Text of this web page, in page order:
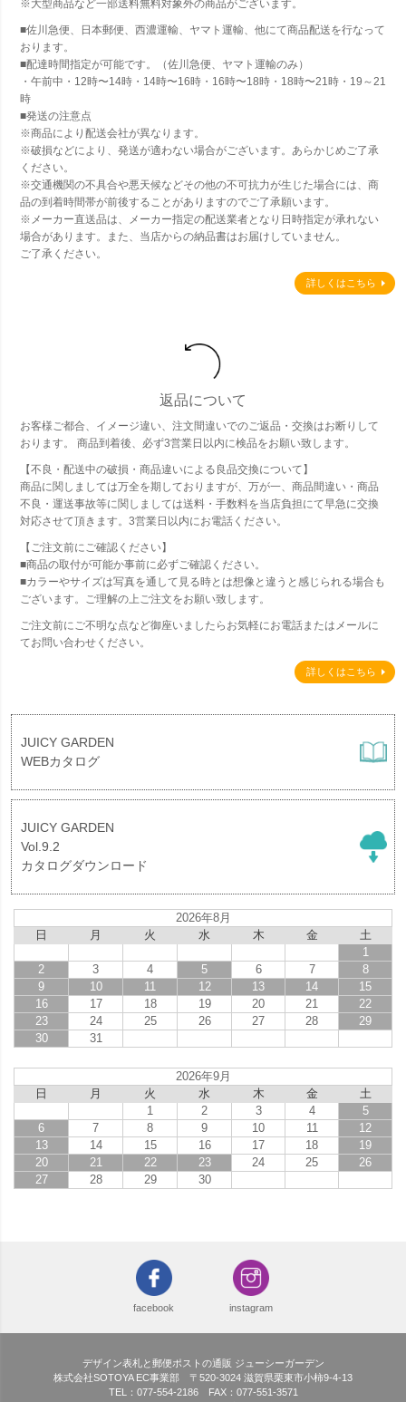
※大型商品など一部送料無料対象外の商品がございます。
■佐川急便、日本郵便、西濃運輸、ヤマト運輸、他にて商品配送を行なって
おります。
■配達時間指定が可能です。（佐川急便、ヤマト運輸のみ）
・午前中・12時〜14時・14時〜16時・16時〜18時・18時〜21時・19～21
時
■発送の注意点
※商品により配送会社が異なります。
※破損などにより、発送が適わない場合がございます。あらかじめご了承
ください。
※交通機関の不具合や悪天候などその他の不可抗力が生じた場合には、商
品の到着時間帯が前後することがありますのでご了承願います。
※メーカー直送品は、メーカー指定の配送業者となり日時指定が承れない
場合があります。また、当店からの納品書はお届けしていません。
ご了承ください。
詳しくはこちら
返品について
お客様ご都合、イメージ違い、注文間違いでのご返品・交換はお断りして
おります。 商品到着後、必ず3営業日以内に検品をお願い致します。
【不良・配送中の破損・商品違いによる良品交換について】
商品に関しましては万全を期しておりますが、万が一、商品間違い・商品
不良・運送事故等に関しましては送料・手数料を当店負担にて早急に交換
対応させて頂きます。3営業日以内にお電話ください。
【ご注文前にご確認ください】
■商品の取付が可能か事前に必ずご確認ください。
■カラーやサイズは写真を通して見る時とは想像と違うと感じられる場合も
ございます。ご理解の上ご注文をお願い致します。
ご注文前にご不明な点など御座いましたらお気軽にお電話またはメールに
てお問い合わせください。
詳しくはこちら
JUICY GARDEN
WEBカタログ
JUICY GARDEN
Vol.9.2
カタログダウンロード
2026年8月
日
月 火 水 木 金
土
1
2
3 4 5 6 7
8
9
10 11 12 13 14
15
16
17 18 19 20 21
22
23
24 25 26 27 28
29
30
31
2026年9月
日
月 火 水 木 金
土
1
2 3 4
5
6
7 8 9 10 11
12
13
14 15 16 17 18
19
20
21 22 23 24 25
26
27
28 29 30
facebook instagram
デザイン表札と郵便ポストの通販 ジューシーガーデン
株式会社SOTOYA EC事業部 〒520-3024 滋賀県栗東市小柿9-4-13
TEL：077-554-2186 FAX：077-551-3571